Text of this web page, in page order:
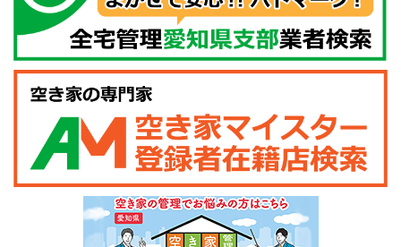
８．個人情報を提供することの任意性
当社へ個人情報を提供するかどうかは、利用されるご本
人の任意によるものです。ただし、必要な項目をご提供
いただけない場合、お問合せ対応等が行えない場合がご
９．クッキーの使用
本サイトでは、「物件情報の保存」や「検索条件の保
存」や「検索結果の並び順」などの際に、クッキーを使
用しています。皆様にサービスをご利用いただく際の利
便性向上を目的に行っていますので、氏名や電話番号等